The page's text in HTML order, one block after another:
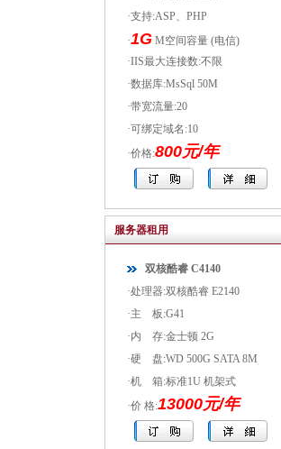
·支持:ASP、PHP
·1G M空间容量 (电信)
·IIS最大连接数:不限
·数据库:MsSql 50M
·带宽流量:20
·可绑定域名:10
·价格:800元/年
服务器租用
双核酷睿 C4140
·处理器:双核酷睿 E2140
·主 板:G41
·内 存:金士顿 2G
·硬 盘:WD 500G SATA 8M
·机 箱:标准1U 机架式
·价 格:13000元/年